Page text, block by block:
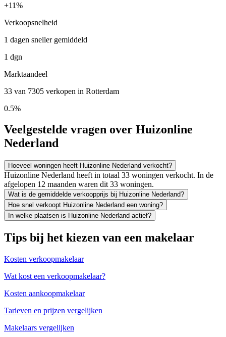
+11%
Verkoopsnelheid
1 dagen sneller gemiddeld
1 dgn
Marktaandeel
33 van 7305 verkopen in Rotterdam
0.5%
Veelgestelde vragen over Huizonline
Nederland
Hoeveel woningen heeft Huizonline Nederland verkocht?
Huizonline Nederland heeft in totaal 33 woningen verkocht. In de
afgelopen 12 maanden waren dit 33 woningen.
Wat is de gemiddelde verkoopprijs bij Huizonline Nederland?
Hoe snel verkoopt Huizonline Nederland een woning?
In welke plaatsen is Huizonline Nederland actief?
Tips bij het kiezen van een makelaar
Kosten verkoopmakelaar
Wat kost een verkoopmakelaar?
Kosten aankoopmakelaar
Tarieven en prijzen vergelijken
Makelaars vergelijken